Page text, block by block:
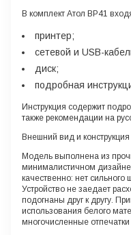
В комплект Атол BP41
принтер;
сетевой и USB-
диск;
подробная
Инструкция содержит
также рекомендации на
Внешний вид и конструкция
Модель выполнена из
минималистичном
качественно: нет
Устройство не заедает
подогнаны друг к другу.
использования белого
многочисленные отпечатки